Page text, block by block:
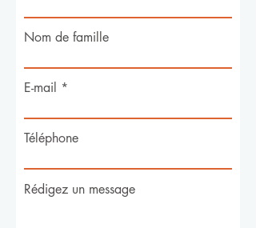
Nom de famille
E-mail
Téléphone
Rédigez un message